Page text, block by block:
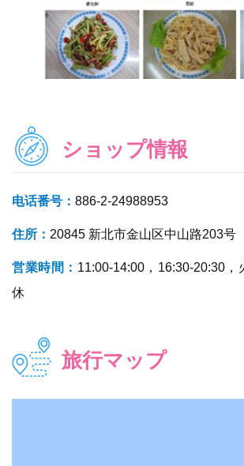
ショップ情報
电话番号： 886-2-24988953
住所： 20845 新北市金山区中山路203号
営業時間： 11:00-14:00，16:30-20:30
休
旅行マップ